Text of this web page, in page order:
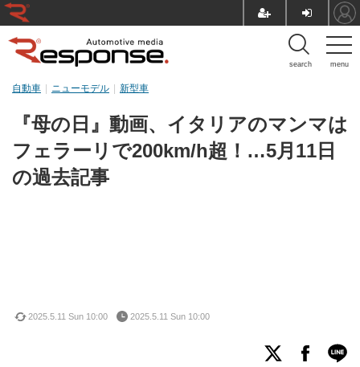
menu
search
『母の日』動画、イタリアのマンマは
フェラーリで200km/h超！…5月11日
の過去記事
自動車 ニューモデル 新型車
2025.5.11 Sun 10:00 2025.5.11 Sun 10:00